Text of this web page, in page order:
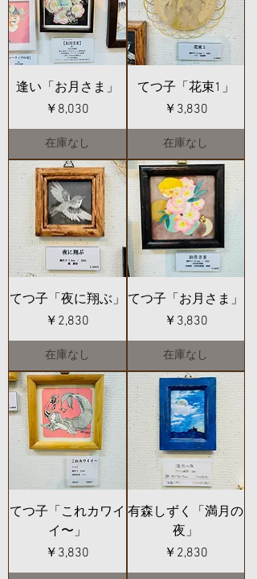
逢い「お月さま」
価格
￥8,030
在庫なし
てつ子「花束1」
価格
￥3,830
在庫なし
てつ子「夜に翔ぶ」
価格
￥2,830
在庫なし
てつ子「お月さま」
価格
￥3,830
在庫なし
てつ子「これカワイ
イ〜」
価格
￥3,830
有森しずく「満月の
夜」
価格
￥2,830